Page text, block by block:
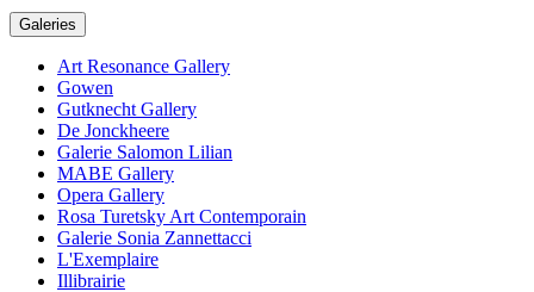
Galeries
Art Resonance Gallery
Gowen
Gutknecht Gallery
De Jonckheere
Galerie Salomon Lilian
MABE Gallery
Opera Gallery
Rosa Turetsky Art Contemporain
Galerie Sonia Zannettacci
L'Exemplaire
Illibrairie